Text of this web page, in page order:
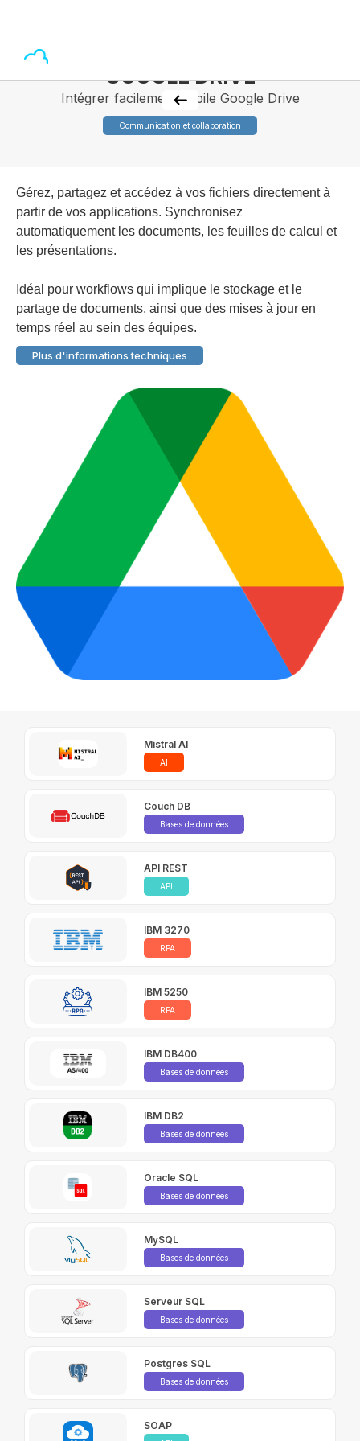
GOOGLE DRIVE
Intégrer facilement la pile Google Drive
Communication et collaboration
Gérez, partagez et accédez à vos fichiers directement à
partir de vos applications. Synchronisez
automatiquement les documents, les feuilles de calcul et
les présentations.
Idéal pour workflows qui implique le stockage et le
partage de documents, ainsi que des mises à jour en
temps réel au sein des équipes.
Plus d'informations techniques
Mistral AI
AI
Couch DB
Bases de données
API REST
API
IBM 3270
RPA
IBM 5250
RPA
IBM DB400
Bases de données
IBM DB2
Bases de données
Oracle SQL
Bases de données
MySQL
Bases de données
Serveur SQL
Bases de données
Postgres SQL
Bases de données
SOAP